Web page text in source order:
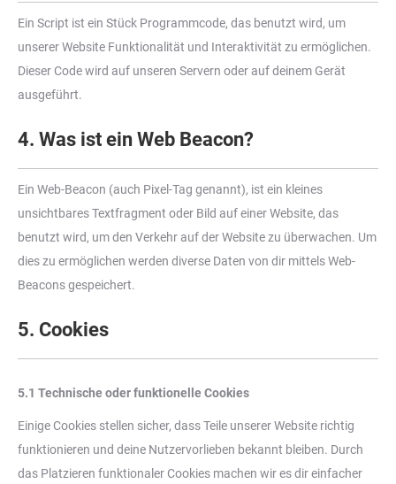
Ein Script ist ein Stück Programmcode, das benutzt wird, um
unserer Website Funktionalität und Interaktivität zu ermöglichen.
Dieser Code wird auf unseren Servern oder auf deinem Gerät
ausgeführt.
4. Was ist ein Web Beacon?
Ein Web-Beacon (auch Pixel-Tag genannt), ist ein kleines
unsichtbares Textfragment oder Bild auf einer Website, das
benutzt wird, um den Verkehr auf der Website zu überwachen. Um
dies zu ermöglichen werden diverse Daten von dir mittels Web-
Beacons gespeichert.
5. Cookies
5.1 Technische oder funktionelle Cookies
Einige Cookies stellen sicher, dass Teile unserer Website richtig
funktionieren und deine Nutzervorlieben bekannt bleiben. Durch
das Platzieren funktionaler Cookies machen wir es dir einfacher